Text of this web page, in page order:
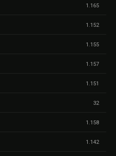
1.165
1.152
1.155
1.157
1.151
32
1.158
1.142